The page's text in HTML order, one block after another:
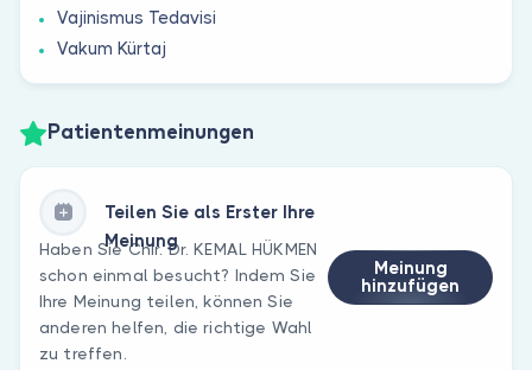
Vajinismus Tedavisi
Vakum Kürtaj
Patientenmeinungen
Teilen Sie als Erster Ihre
Meinung
Haben Sie Chir. Dr. KEMAL HÜKMEN
schon einmal besucht? Indem Sie
Ihre Meinung teilen, können Sie
anderen helfen, die richtige Wahl
zu treffen.
Meinung
hinzufügen